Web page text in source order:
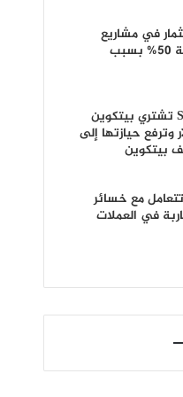
في مشاريع
الكريبتو بنسبة 50% بسبب
شركة Strategy تشتري بيتكوين
وترفع حيازتها إلى
مع خسائر
في العملات